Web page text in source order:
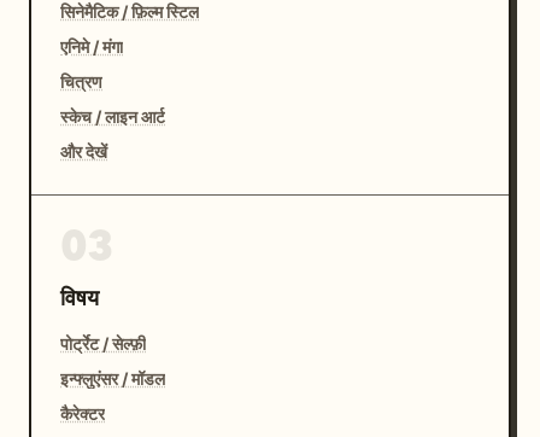
सिनेमैटिक / फ़िल्म स्टिल
एनिमे / मंगा
चित्रण
स्केच / लाइन आर्ट
और देखें
विषय
पोर्ट्रेट / सेल्फ़ी
इन्फ्लुएंसर / मॉडल
कैरेक्टर